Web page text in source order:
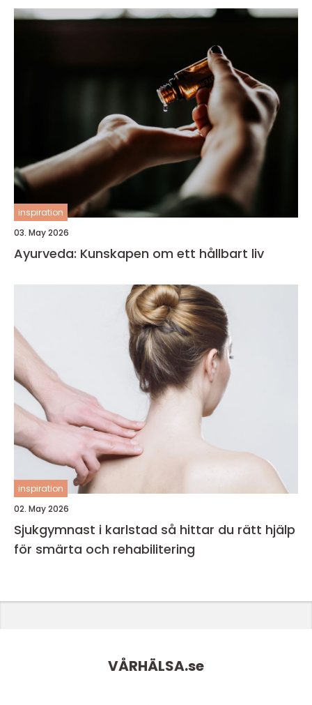
inspiration
03. May 2026
Ayurveda: Kunskapen om ett hållbart liv
inspiration
02. May 2026
Sjukgymnast i karlstad så hittar du rätt hjälp
för smärta och rehabilitering
VÅRHÄLSA.se